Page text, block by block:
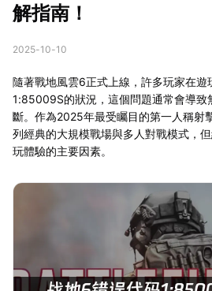
解指南！
2025-10-10
隨著戰地風雲6正式上線，許多玩家在遊
1:85009S的狀況，這個問題通常會導致
斷。作為2025年最受矚目的第一人稱射
列經典的大規模戰場與多人對戰模式，
玩體驗的主要因素。